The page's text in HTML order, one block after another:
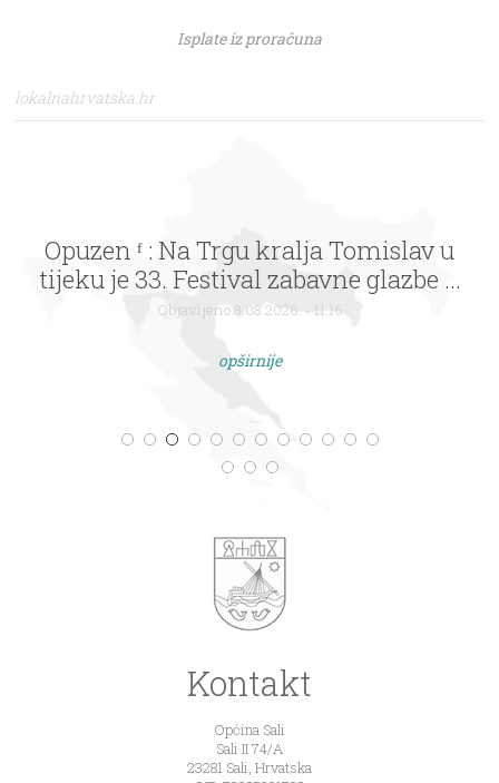
Isplate iz proračuna
lokalnahrvatska.hr
Opuzen ᶠ : Na Trgu kralja Tomislav u
tijeku je 33. Festival zabavne glazbe ...
Objavljeno 8.08.2026. - 11:16
opširnije
Kontakt
Općina Sali
Sali II 74/A
23281 Sali, Hrvatska